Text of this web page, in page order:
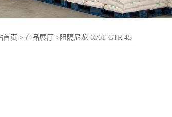
首页 > 产品展厅 > 阻隔尼龙 6I/6T GTR 45